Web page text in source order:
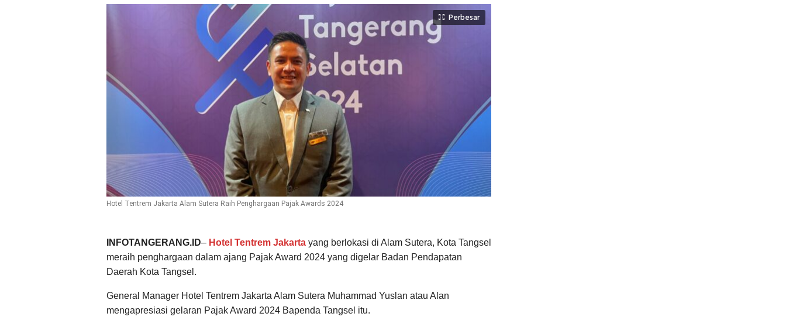
Perbesar
Hotel Tentrem Jakarta Alam Sutera Raih Penghargaan Pajak Awards 2024
INFOTANGERANG.ID– Hotel Tentrem Jakarta yang berlokasi di Alam Sutera, Kota Tangsel
meraih penghargaan dalam ajang Pajak Award 2024 yang digelar Badan Pendapatan
Daerah Kota Tangsel.
General Manager Hotel Tentrem Jakarta Alam Sutera Muhammad Yuslan atau Alan
mengapresiasi gelaran Pajak Award 2024 Bapenda Tangsel itu.